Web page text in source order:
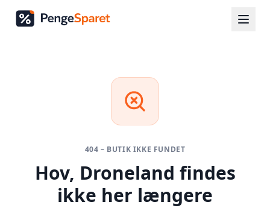
404 – BUTIK IKKE FUNDET
Hov, Droneland findes
ikke her længere